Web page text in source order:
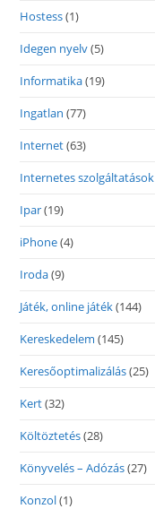
Hostess(1)
Idegen nyelv(5)
Informatika(19)
Ingatlan (77)
Internet(63)
Internetes szolgáltatások
Ipar(19)
iPhone(4)
Iroda(9)
Játék, online játék(144)
Kereskedelem (145)
Keresőoptimalizálás(25)
Kert(32)
Költöztetés(28)
Könyvelés – Adózás(27)
Konzol(1)